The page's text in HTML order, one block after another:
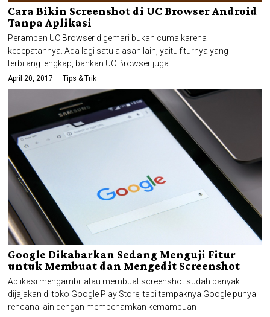
Cara Bikin Screenshot di UC Browser Android
Tanpa Aplikasi
Peramban UC Browser digemari bukan cuma karena
kecepatannya. Ada lagi satu alasan lain, yaitu fiturnya yang
terbilang lengkap, bahkan UC Browser juga
April 20, 2017 Tips & Trik
Google Dikabarkan Sedang Menguji Fitur
untuk Membuat dan Mengedit Screenshot
Aplikasi mengambil atau membuat screenshot sudah banyak
dijajakan di toko Google Play Store, tapi tampaknya Google punya
rencana lain dengan membenamkan kemampuan